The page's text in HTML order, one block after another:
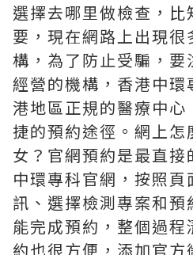
選擇去哪里做檢查，比
要，現在網路上出現很
構，為了防止受騙，
經營的機構，香港中
港地區正規的醫療中心
捷的預約途徑。網上怎
女？官網預約是最直接
中環專科官網，按照
訊、選擇檢測專案和預
能完成預約，整個過程
約也很方便，添加官方